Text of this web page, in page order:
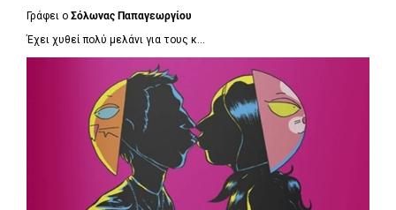
Γράφει ο Σόλωνας Παπαγεωργίου
Έχει χυθεί πολύ μελάνι για τους κ...